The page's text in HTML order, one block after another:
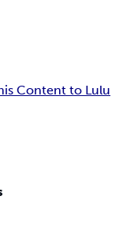
Content to Lulu